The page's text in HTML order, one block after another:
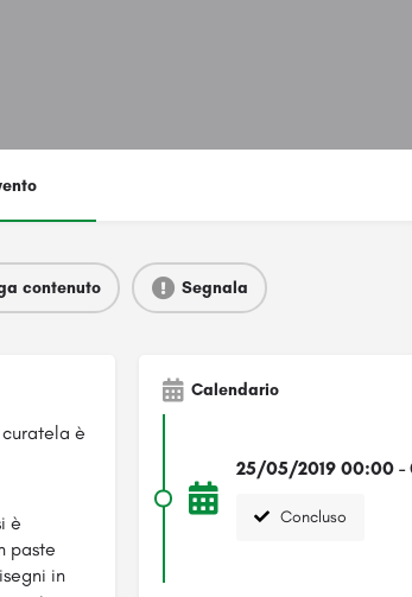
contenuto Segnala
è
è
paste
in
Calendario
25/05/2019 00:00 -
Concluso